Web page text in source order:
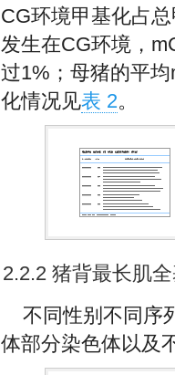
CG环境甲基化占
发生在CG环境，
过1%；母猪的平
化情况见表 2。
2.2.2 猪背最长肌
不同性别不同序
体部分染色体以及